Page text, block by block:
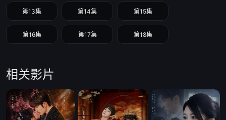
第13集 第14集 第15集
第16集 第17集 第18集
相关影片